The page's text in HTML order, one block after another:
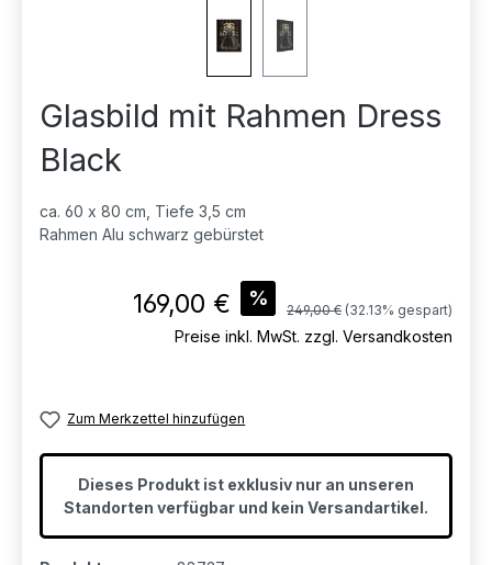
Glasbild mit Rahmen Dress
Black
ca. 60 x 80 cm, Tiefe 3,5 cm
Rahmen Alu schwarz gebürstet
Verkaufspreis:
169,00 € % Regulärer Preis:
249,00 € (32.13% gespart)
Preise inkl. MwSt. zzgl. Versandkosten
Zum Merkzettel hinzufügen
Dieses Produkt ist exklusiv nur an unseren
Standorten verfügbar und kein Versandartikel.